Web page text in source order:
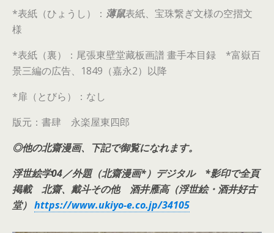
*表紙（ひょうし）： 薄鼠表紙、宝珠繋ぎ文様の空摺文
様
*表紙（裏）：尾張東壁堂藏板画譜 畫手本目録 *富嶽百
景三編の広告、1849（嘉永2）以降
*扉（とびら）：なし
版元：書肆 永楽屋東四郎
◎他の北齋漫画、下記で御覧になれます。
浮世絵学04／外題（北齋漫画*）デジタル *影印で全頁
掲載 北齋、戴斗その他 酒井雁高（浮世絵・酒井好古
堂） https://www.ukiyo-e.co.jp/34105